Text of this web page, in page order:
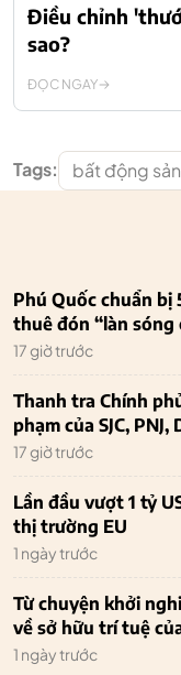
Điều chỉnh
sao?
ĐỌC NGAY
Tags: bất động
Phú Quốc chuẩn bị
thuê đón “làn sóng
17 giờ trước
Thanh tra Chính
phạm của SJC,
17 giờ trước
Lần đầu vượt 1 tỷ
thị trường EU
1 ngày trước
Từ chuyện khởi
về sở hữu trí tuệ
1 ngày trước